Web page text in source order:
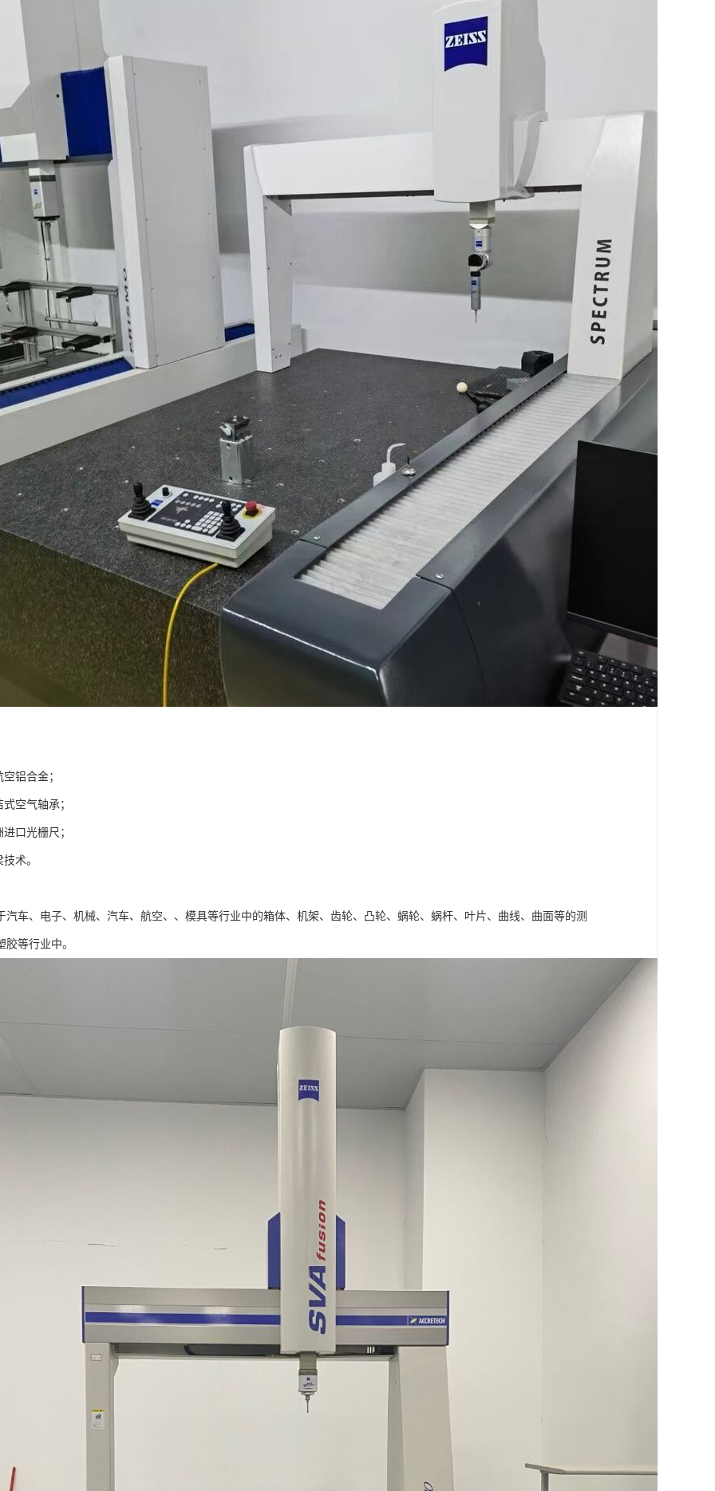
铝合金；
空气轴承；
口光栅尺；
术。
汽车、电子、机械、汽车、航空、、模具等行业中的箱体、机架、齿轮、凸轮、蜗轮、蜗杆、叶片、曲线、曲面等的测
胶等行业中。